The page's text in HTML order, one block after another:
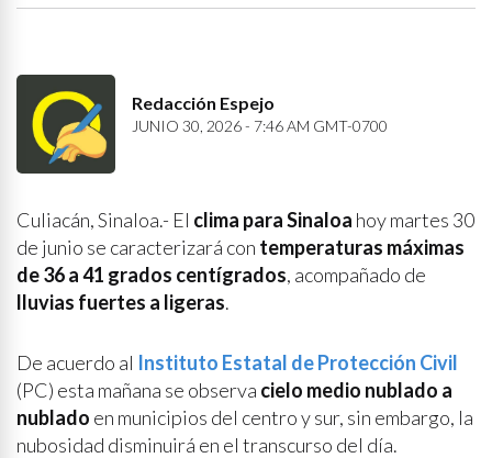
Redacción Espejo
JUNIO 30, 2026 - 7:46 AM GMT-0700
Culiacán, Sinaloa.- El clima para Sinaloa hoy martes 30
de junio se caracterizará con temperaturas máximas
de 36 a 41 grados centígrados, acompañado de
lluvias fuertes a ligeras.
De acuerdo al Instituto Estatal de Protección Civil
(PC) esta mañana se observa cielo medio nublado a
nublado en municipios del centro y sur, sin embargo, la
nubosidad disminuirá en el transcurso del día.